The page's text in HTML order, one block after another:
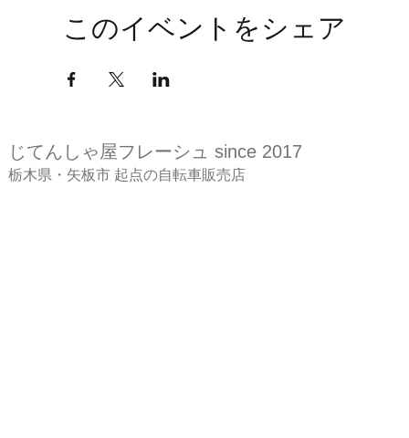
このイベントをシェア
じてんしゃ屋フレーシュ since 2017
​栃木県・矢板市 起点の自転車販売店